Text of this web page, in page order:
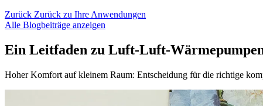
Zurück Zurück zu Ihre Anwendungen
Alle Blogbeiträge anzeigen
Ein Leitfaden zu Luft-Luft-
Hoher Komfort auf kleinem Raum: Entscheidung für die richtige